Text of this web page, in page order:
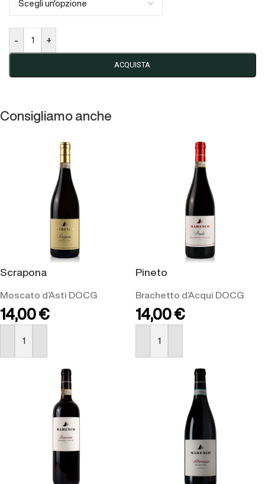
- +
ACQUISTA
Consigliamo anche
Scrapona
Moscato d’Asti DOCG
14,00 €
ACQUISTA
Pineto
Brachetto d’Acqui DOCG
14,00 €
ACQUISTA